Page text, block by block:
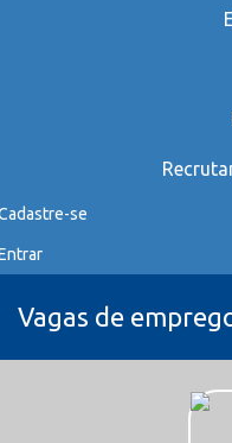
se
Vagas de